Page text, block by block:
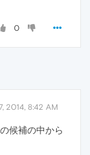
0
2014, 8:42 AM
候補の中から